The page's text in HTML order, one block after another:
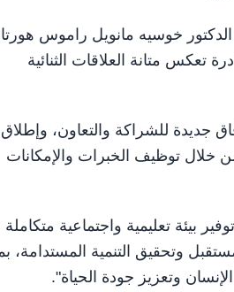
خوسيه مانويل راموس هورتا
تعكس متانة العلاقات الثنائية
جديدة للشراكة والتعاون، وإطلاق
خلال توظيف الخبرات والإمكانات
بيئة تعليمية واجتماعية متكاملة
وتحقيق التنمية المستدامة،
وتعزيز جودة الحياة".